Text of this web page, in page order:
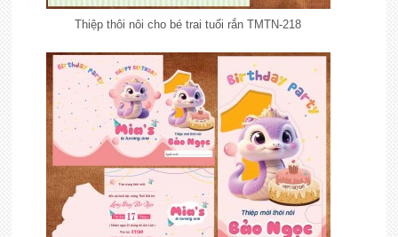
Thiệp thôi nôi cho bé trai tuổi rắn TMTN-218